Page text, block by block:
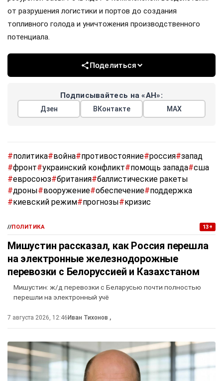
от разрушения логистики и портов до создания
топливного голода и уничтожения производственного
потенциала.
Поделиться
Подписывайтесь на «АН»:
Дзен ВКонтакте МАХ
#политика#война#противостояние#россия#запад
#фронт#украинский конфликт#помощь запада#сша
#евросоюз#британия#баллистические ракеты
#дроны#вооружение#обеспечение#поддержка
#киевский режим#прогнозы#кризис
//ПОЛИТИКА 13+
Мишустин рассказал, как Россия перешла
на электронные железнодорожные
перевозки с Белоруссией и Казахстаном
Мишустин: ж/д перевозки с Беларусью почти полностью
перешли на электронный учё
7 августа 2026, 12:46 Иван Тихонов ,